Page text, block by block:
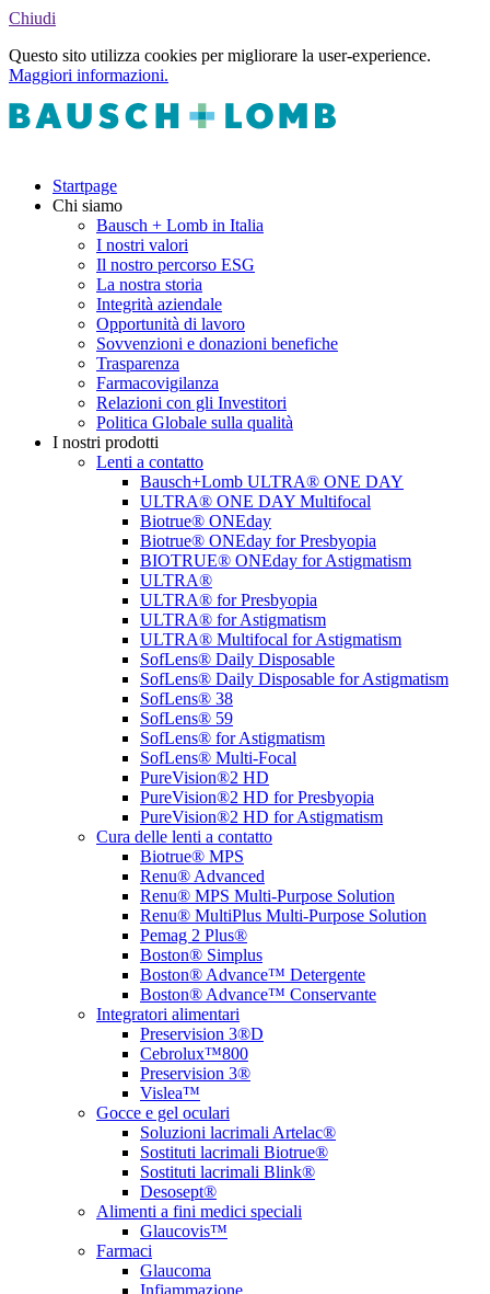
Chiudi
Questo sito utilizza cookies per migliorare la user-experience.
Maggiori informazioni.
Startpage
Chi siamo
Bausch + Lomb in Italia
I nostri valori
Il nostro percorso ESG
La nostra storia
Integrità aziendale
Opportunità di lavoro
Sovvenzioni e donazioni benefiche
Trasparenza
Farmacovigilanza
Relazioni con gli Investitori
Politica Globale sulla qualità
I nostri prodotti
Lenti a contatto
Bausch+Lomb ULTRA® ONE DAY
ULTRA® ONE DAY Multifocal
Biotrue® ONEday
Biotrue® ONEday for Presbyopia
BIOTRUE® ONEday for Astigmatism
ULTRA®
ULTRA® for Presbyopia
ULTRA® for Astigmatism
ULTRA® Multifocal for Astigmatism
SofLens® Daily Disposable
SofLens® Daily Disposable for Astigmatism
SofLens® 38
SofLens® 59
SofLens® for Astigmatism
SofLens® Multi-Focal
PureVision®2 HD
PureVision®2 HD for Presbyopia
PureVision®2 HD for Astigmatism
Cura delle lenti a contatto
Biotrue® MPS
Renu® Advanced
Renu® MPS Multi-Purpose Solution
Renu® MultiPlus Multi-Purpose Solution
Pemag 2 Plus®
Boston® Simplus
Boston® Advance™ Detergente
Boston® Advance™ Conservante
Integratori alimentari
Preservision 3®D
Cebrolux™800
Preservision 3®
Vislea™
Gocce e gel oculari
Soluzioni lacrimali Artelac®
Sostituti lacrimali Biotrue®
Sostituti lacrimali Blink®
Desosept®
Alimenti a fini medici speciali
Glaucovis™
Farmaci
Glaucoma
Infiammazione